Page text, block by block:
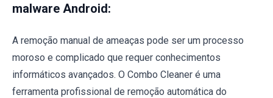
malware Android:
A remoção manual de ameaças pode ser um processo
moroso e complicado que requer conhecimentos
informáticos avançados. O Combo Cleaner é uma
ferramenta profissional de remoção automática do